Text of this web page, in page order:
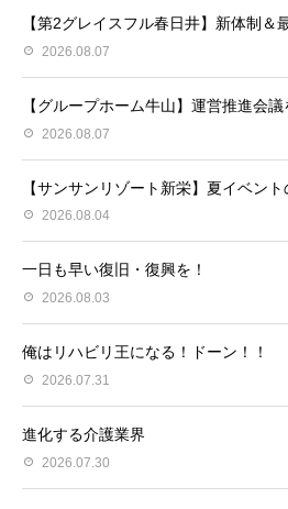
【第2グレイスフル春日井】新体制＆
2026.08.07
【グループホーム牛山】運営推進会
2026.08.07
【サンサンリゾート新栄】夏イベント
2026.08.04
一日も早い復旧・復興を！
2026.08.03
俺はリハビリ王になる！ドーン！！
2026.07.31
進化する介護業界
2026.07.30